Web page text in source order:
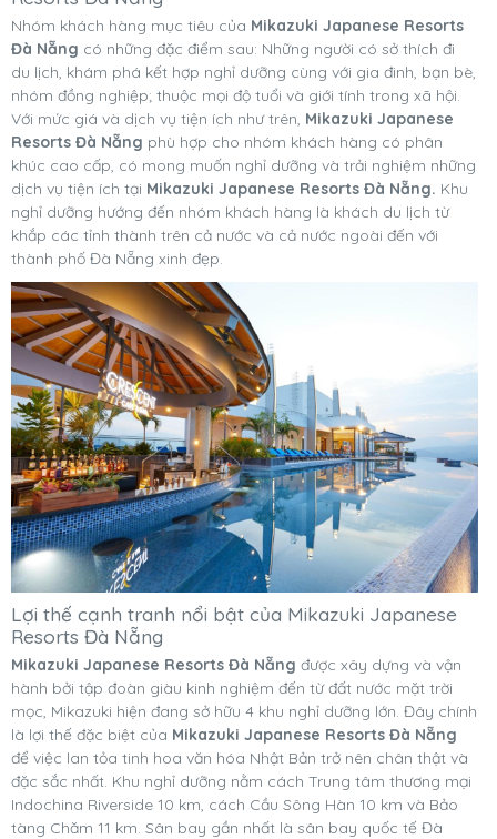
Nhóm khách hàng mục tiêu của Mikazuki Japanese Resorts
Đà Nẵng có những đặc điểm sau: Những người có sở thích đi
du lịch, khám phá kết hợp nghỉ dưỡng cùng với gia đinh, bạn bè,
nhóm đồng nghiệp; thuộc mọi độ tuổi và giới tính trong xã hội.
Với mức giá và dịch vụ tiện ích như trên, Mikazuki Japanese
Resorts Đà Nẵng phù hợp cho nhóm khách hàng có phân
khúc cao cấp, có mong muốn nghỉ dưỡng và trải nghiệm những
dịch vụ tiện ích tại Mikazuki Japanese Resorts Đà Nẵng. Khu
nghỉ dưỡng hướng đến nhóm khách hàng là khách du lịch từ
khắp các tỉnh thành trên cả nước và cả nước ngoài đến với
thành phố Đà Nẵng xinh đẹp.
Lợi thế cạnh tranh nổi bật của Mikazuki Japanese
Resorts Đà Nẵng
Mikazuki Japanese Resorts Đà Nẵng được xây dựng và vận
hành bởi tập đoàn giàu kinh nghiệm đến từ đất nước mặt trời
mọc, Mikazuki hiện đang sở hữu 4 khu nghỉ dưỡng lớn. Đây chính
là lợi thế đặc biệt của Mikazuki Japanese Resorts Đà Nẵng
để việc lan tỏa tinh hoa văn hóa Nhật Bản trở nên chân thật và
đặc sắc nhất. Khu nghỉ dưỡng nằm cách Trung tâm thương mại
Indochina Riverside 10 km, cách Cầu Sông Hàn 10 km và Bảo
tàng Chăm 11 km. Sân bay gần nhất là sân bay quốc tế Đà